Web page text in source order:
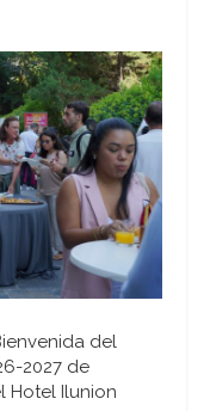
del
2027 de
Hotel Ilunion